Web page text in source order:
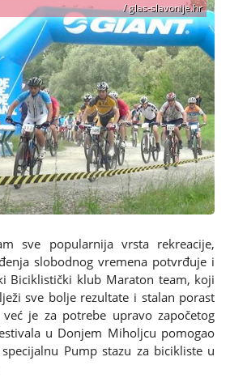
/ glas-slavonije.hr
sve popularnija vrsta rekreacije,
slobodnog vremena potvrđuje i
Biciklistički klub Maraton team, koji
sve bolje rezultate i stalan porast
je za potrebe upravo započetog
u Donjem Miholjcu pomogao
Pump stazu za bicikliste u